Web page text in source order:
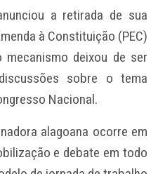
a retirada de sua
à Constituição (PEC)
mecanismo deixou de ser
sobre o tema
Nacional.
alagoana ocorre em
e debate em todo